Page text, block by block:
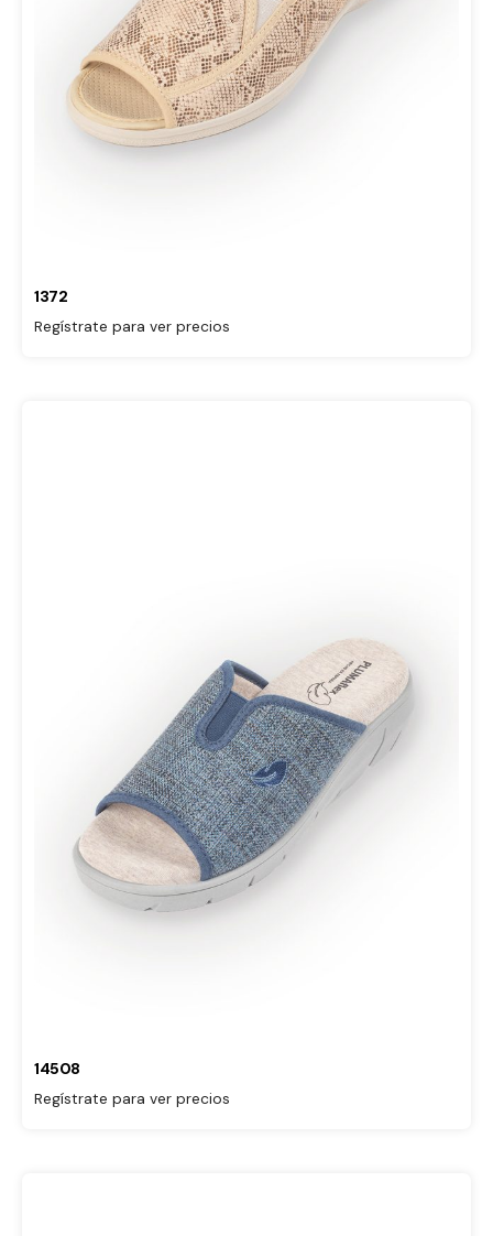
1372
Regístrate para ver precios
14508
Regístrate para ver precios